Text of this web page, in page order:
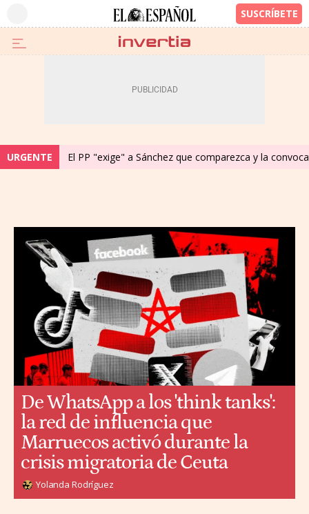
URGENTE El PP "exige" a Sánchez que comparezca y la
De WhatsApp a los 'think tanks':
la red de influencia que
Marruecos activó durante la
crisis migratoria de Ceuta
Yolanda Rodríguez